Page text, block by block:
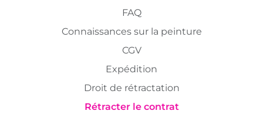
FAQ
Connaissances sur la peinture
CGV
Expédition
Droit de rétractation
Rétracter le contrat